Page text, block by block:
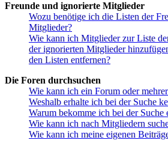
Freunde und ignorierte Mitglieder
Wozu benötige ich die Listen der
Mitglieder?
Wie kann ich Mitglieder zur Liste
der ignorierten Mitglieder
den Listen entfernen?
Die Foren durchsuchen
Wie kann ich ein Forum oder
Weshalb erhalte ich bei der Suche
Warum bekomme ich bei der Suche
Wie kann ich nach Mitgliedern
Wie kann ich meine eigenen